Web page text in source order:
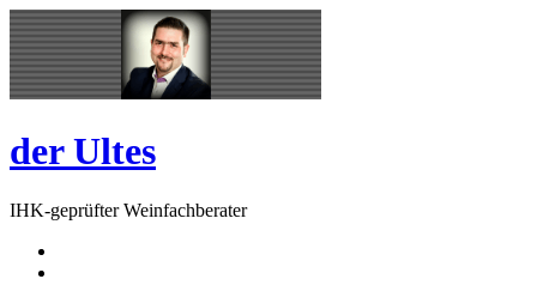
Skip
to
content
Open
Sidebar
der Ultes
IHK-geprüfter Weinfachberater